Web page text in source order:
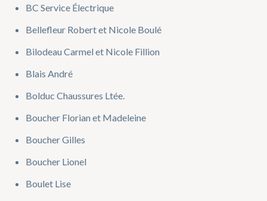
BC Service Électrique
Bellefleur Robert et Nicole Boulé
Bilodeau Carmel et Nicole Fillion
Blais André
Bolduc Chaussures Ltée.
Boucher Florian et Madeleine
Boucher Gilles
Boucher Lionel
Boulet Lise